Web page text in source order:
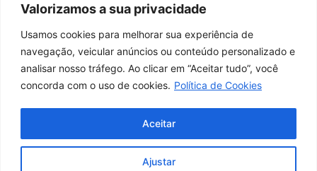
Valorizamos a sua privacidade
Usamos cookies para melhorar sua experiência de
navegação, veicular anúncios ou conteúdo personalizado e
analisar nosso tráfego. Ao clicar em “Aceitar tudo”, você
concorda com o uso de cookies. Política de Cookies
Ajustar
Aceitar
SIGA-NOS